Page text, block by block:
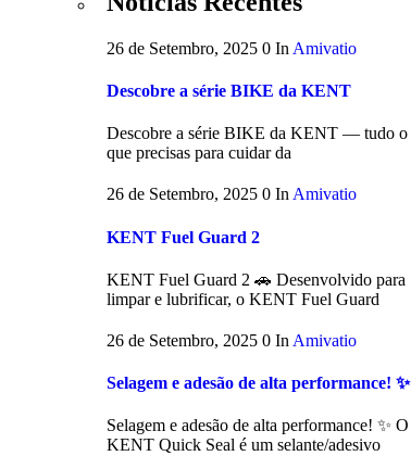
26 de Setembro, 2025 0 In Amivatio
Descobre a série BIKE da KENT
Descobre a série BIKE da KENT — tudo o
que precisas para cuidar da
26 de Setembro, 2025 0 In Amivatio
KENT Fuel Guard 2
KENT Fuel Guard 2 🚗 Desenvolvido para
limpar e lubrificar, o KENT Fuel Guard
26 de Setembro, 2025 0 In Amivatio
Selagem e adesão de alta performance! ✨
Selagem e adesão de alta performance! ✨ O
KENT Quick Seal é um selante/adesivo